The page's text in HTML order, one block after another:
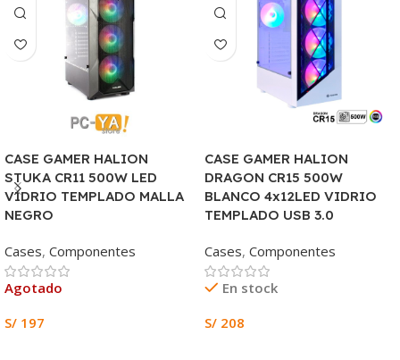
CASE GAMER HALION
STUKA CR11 500W LED
VIDRIO TEMPLADO MALLA
NEGRO
Cases, Componentes
Agotado
S/ 197
CASE GAMER HALION
DRAGON CR15 500W
BLANCO 4x12LED VIDRIO
TEMPLADO USB 3.0
Cases, Componentes
En stock
S/ 208